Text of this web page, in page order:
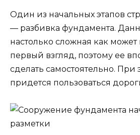
Один из начальных этапов
— разбивка фундамента.
настолько сложная как может
первый взгляд, поэтому ее
сделать самостоятельно. При
придется пользоваться